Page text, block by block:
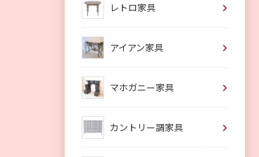
レトロ家具
アイアン家具
マホガニー家具
カントリー調家具